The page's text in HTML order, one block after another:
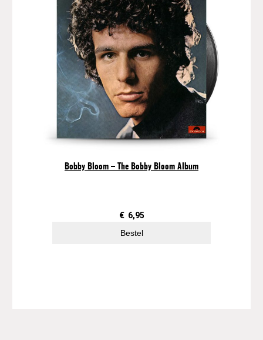
Bobby Bloom – The Bobby Bloom Album
€ 6,95
Bestel